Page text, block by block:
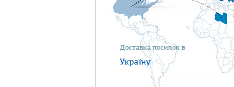
Доставка посилок в
Україну